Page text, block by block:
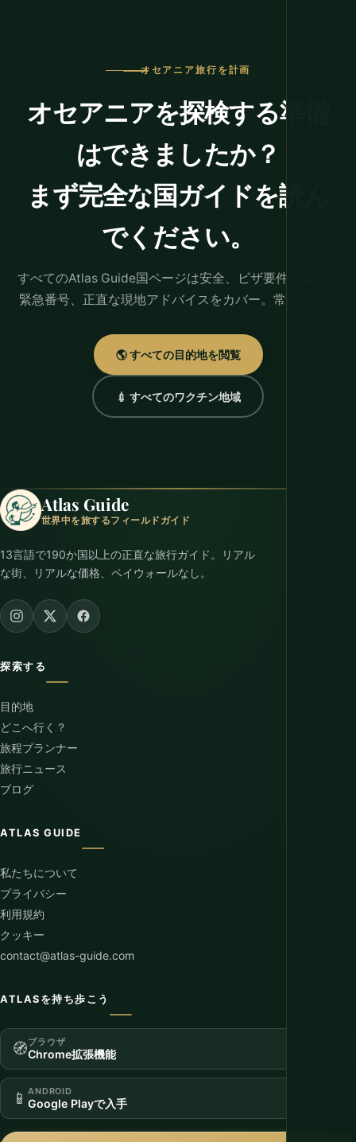
オセアニア旅行を計画
オセアニアを探検する準備
はできましたか？
まず完全な国ガイドを読ん
でください。
すべてのAtlas Guide国ページは安全、ビザ要件、費用、
緊急番号、正直な現地アドバイスをカバー。常に無料。
🌎 すべての目的地を閲覧
💉 すべてのワクチン地域
Atlas Guide
世界中を旅するフィールドガイド
13言語で190か国以上の正直な旅行ガイド。リアル
な街、リアルな価格、ペイウォールなし。
探索する
目的地
どこへ行く？
旅程プランナー
旅行ニュース
ブログ
ATLAS GUIDE
私たちについて
プライバシー
利用規約
クッキー
contact@atlas-guide.com
ATLASを持ち歩こう
🧭ブラウザ
Chrome拡張機能
📱 ANDROID
Google Playで入手